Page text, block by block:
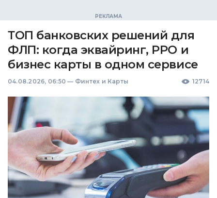
ТОП банковских решений для
ФЛП: когда эквайринг, РРО и
бизнес карты в одном сервисе
04.08.2026, 06:50 — Финтех и Карты 12714